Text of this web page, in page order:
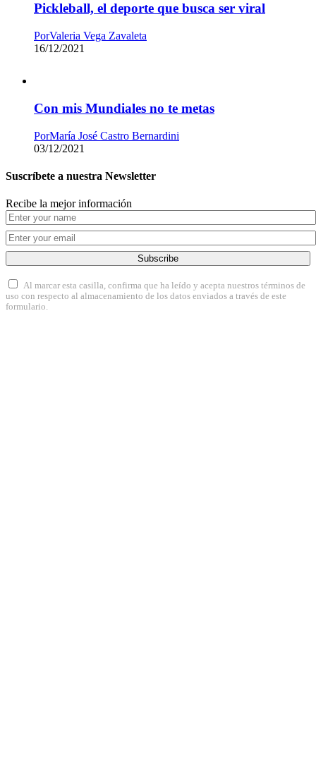
Pickleball, el deporte que busca ser viral
PorValeria Vega Zavaleta
16/12/2021
Con mis Mundiales no te metas
PorMaría José Castro Bernardini
03/12/2021
Suscríbete a nuestra Newsletter
Recibe la mejor información
Subscribe
Al marcar esta casilla, confirma que ha leído y acepta nuestros términos de
uso con respecto al almacenamiento de los datos enviados a través de este
formulario.